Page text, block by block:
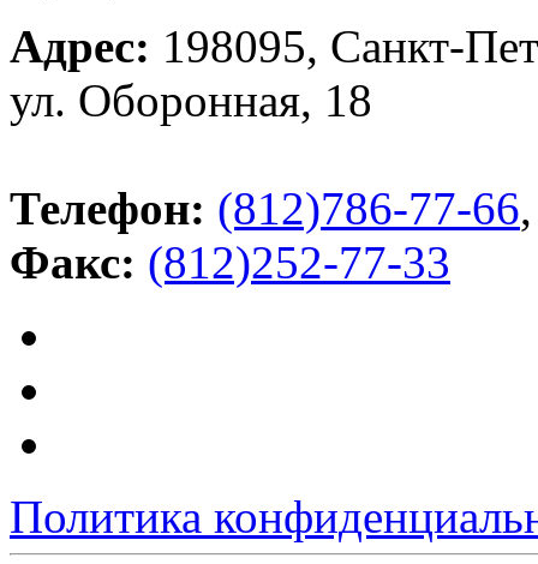
Адрес: 198095, Санкт-
ул. Оборонная, 18
Телефон: (812)786-77-66,
Факс: (812)252-77-33
Политика